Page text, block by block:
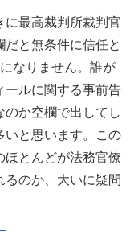
に最高裁判所裁判官
と無条件に信任と
なりません。誰が
ールに関する事前告
か空欄で出してし
いと思います。この
ほとんどが法務官僚
るのか、大いに疑問